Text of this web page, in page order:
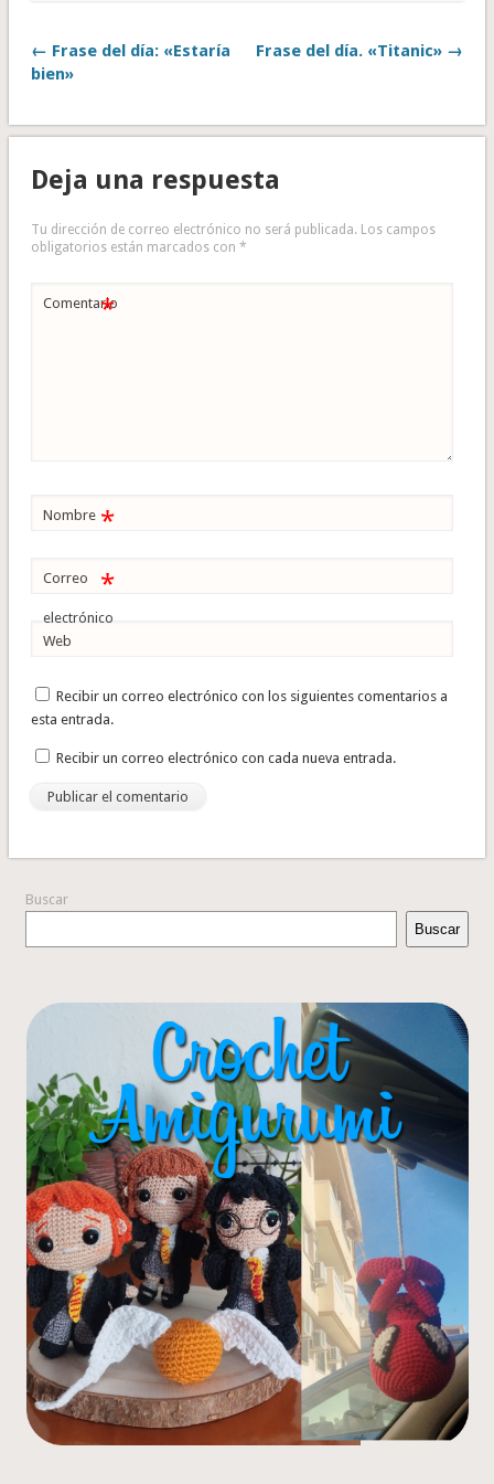
← Frase del día: «Estaría
bien»
Frase del día. «Titanic» →
Deja una respuesta
Tu dirección de correo electrónico no será publicada. Los campos
obligatorios están marcados con *
Comentario
*
Nombre *
Correo
electrónico
*
Web
Recibir un correo electrónico con los siguientes comentarios a
esta entrada.
Recibir un correo electrónico con cada nueva entrada.
Buscar
Buscar